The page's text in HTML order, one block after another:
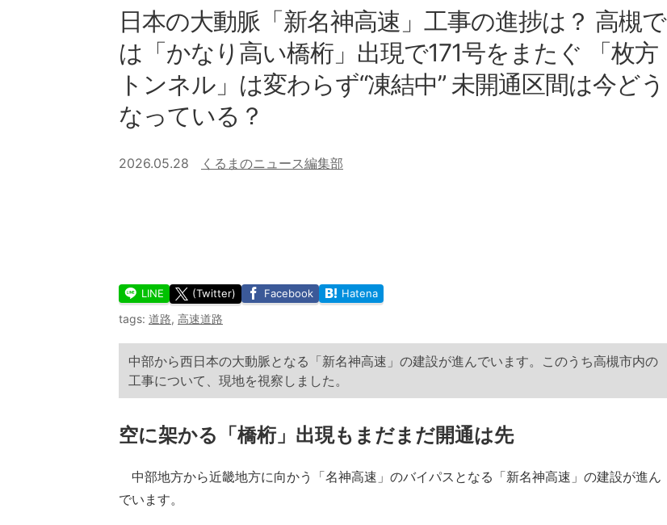
日本の大動脈「新名神高速」工事の進捗は？ 高槻で
は「かなり高い橋桁」出現で171号をまたぐ 「枚方
トンネル」は変わらず“凍結中” 未開通区間は今どう
なっている？
2026.05.28 くるまのニュース編集部
LINE (Twitter) Facebook Hatena
tags: 道路, 高速道路
中部から西日本の大動脈となる「新名神高速」の建設が進んでいます。このうち高槻市内の
工事について、現地を視察しました。
空に架かる「橋桁」出現もまだまだ開通は先
中部地方から近畿地方に向かう「名神高速」のバイパスとなる「新名神高速」の建設が進ん
でいます。